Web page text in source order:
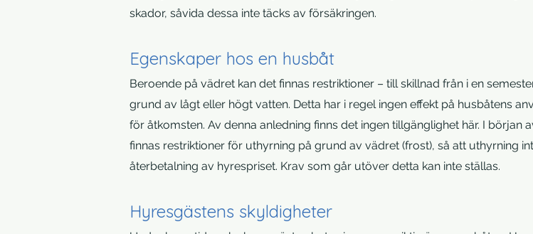
skador, såvida dessa inte täcks av försäkringen.
Egenskaper hos en husbåt
Beroende på vädret kan det finnas restriktioner – till skillnad från i en
grund av lågt eller högt vatten. Detta har i regel ingen effekt på husbåtens
för åtkomsten. Av denna anledning finns det ingen tillgänglighet här. I början
finnas restriktioner för uthyrning på grund av vädret (frost), så att uthyrning
återbetalning av hyrespriset. Krav som går utöver detta kan inte ställas.
Hyresgästens skyldigheter